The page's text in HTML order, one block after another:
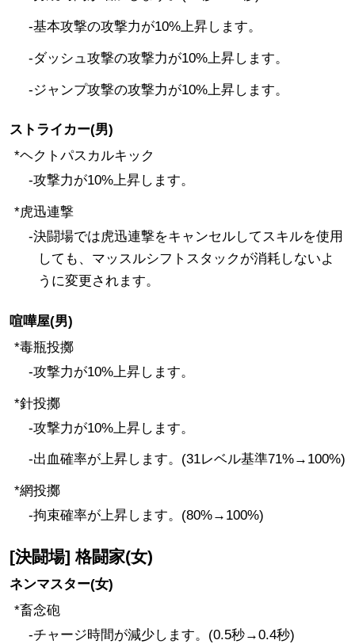
-基本攻撃の攻撃力が10%上昇します。
-ダッシュ攻撃の攻撃力が10%上昇します。
-ジャンプ攻撃の攻撃力が10%上昇します。
ストライカー(男)
*ヘクトパスカルキック
-攻撃力が10%上昇します。
*虎迅連撃
-決闘場では虎迅連撃をキャンセルしてスキルを使用
しても、マッスルシフトスタックが消耗しないよ
うに変更されます。
喧嘩屋(男)
*毒瓶投擲
-攻撃力が10%上昇します。
*針投擲
-攻撃力が10%上昇します。
-出血確率が上昇します。(31レベル基準71%→100%)
*網投擲
-拘束確率が上昇します。(80%→100%)
[決闘場] 格闘家(女)
ネンマスター(女)
*畜念砲
-チャージ時間が減少します。(0.5秒→0.4秒)